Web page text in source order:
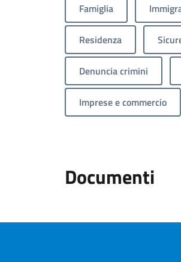
Famiglia
Residenza
Denuncia crimini
Imprese e commercio
Documenti